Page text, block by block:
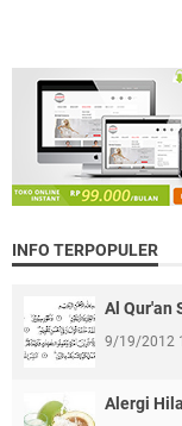
INFO TERPOPULER
Al Qur'an
9/19/2012
Alergi